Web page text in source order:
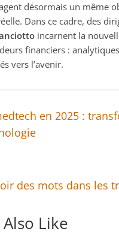
désormais un même
Dans ce cadre, des
incarnent la
financiers :
vers l’avenir.
en 2025 :
des mots dans les
Like